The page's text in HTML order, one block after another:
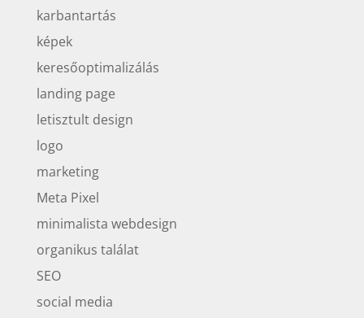
karbantartás
képek
keresőoptimalizálás
landing page
letisztult design
logo
marketing
Meta Pixel
minimalista webdesign
organikus találat
SEO
social media